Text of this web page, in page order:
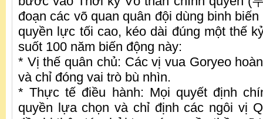
đoạn các võ quan quân đội dùng binh
quyền lực tối cao, kéo dài đúng một thế
suốt 100 năm biến động này:
* Vị thế quân chủ: Các vị vua Goryeo
và chỉ đóng vai trò bù nhìn.
* Thực tế điều hành: Mọi quyết định
quyền lựa chọn và chỉ định các ngôi vị